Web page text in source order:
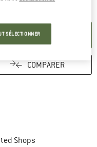
AU PANIER
COMPARER
Shops
SÉLECTIONNER